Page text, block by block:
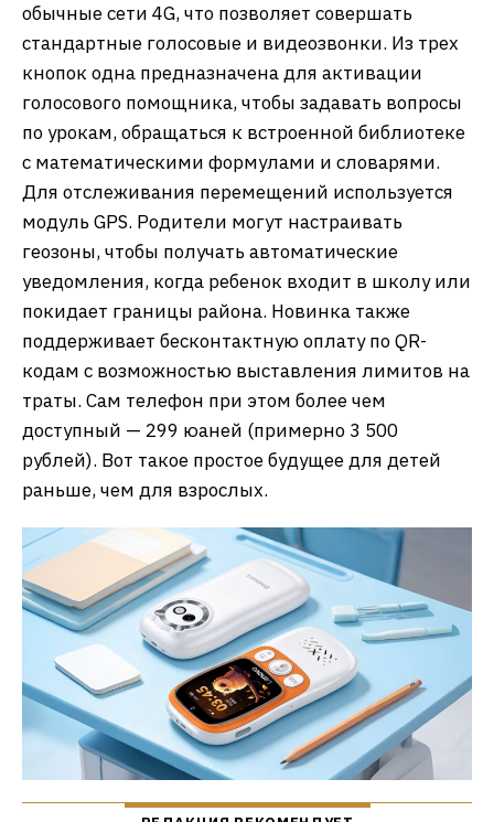
обычные сети 4G, что позволяет совершать
стандартные голосовые и видеозвонки. Из трех
кнопок одна предназначена для активации
голосового помощника, чтобы задавать вопросы
по урокам, обращаться к встроенной библиотеке
с математическими формулами и словарями.
Для отслеживания перемещений используется
модуль GPS. Родители могут настраивать
геозоны, чтобы получать автоматические
уведомления, когда ребенок входит в школу или
покидает границы района. Новинка также
поддерживает бесконтактную оплату по QR-
кодам с возможностью выставления лимитов на
траты. Сам телефон при этом более чем
доступный — 299 юаней (примерно 3 500
рублей). Вот такое простое будущее для детей
раньше, чем для взрослых.